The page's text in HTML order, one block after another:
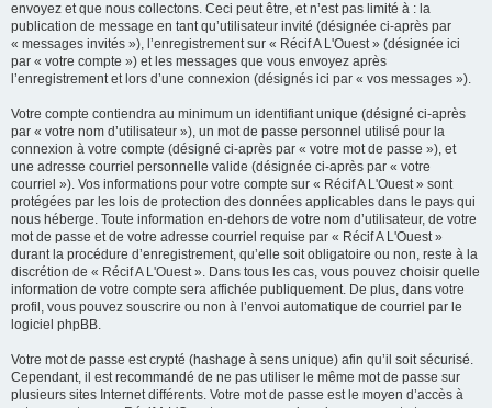
envoyez et que nous collectons. Ceci peut être, et n’est pas limité à : la
publication de message en tant qu’utilisateur invité (désignée ci-après par
« messages invités »), l’enregistrement sur « Récif A L'Ouest » (désignée ici
par « votre compte ») et les messages que vous envoyez après
l’enregistrement et lors d’une connexion (désignés ici par « vos messages »).
Votre compte contiendra au minimum un identifiant unique (désigné ci-après
par « votre nom d’utilisateur »), un mot de passe personnel utilisé pour la
connexion à votre compte (désigné ci-après par « votre mot de passe »), et
une adresse courriel personnelle valide (désignée ci-après par « votre
courriel »). Vos informations pour votre compte sur « Récif A L'Ouest » sont
protégées par les lois de protection des données applicables dans le pays qui
nous héberge. Toute information en-dehors de votre nom d’utilisateur, de votre
mot de passe et de votre adresse courriel requise par « Récif A L'Ouest »
durant la procédure d’enregistrement, qu’elle soit obligatoire ou non, reste à la
discrétion de « Récif A L'Ouest ». Dans tous les cas, vous pouvez choisir quelle
information de votre compte sera affichée publiquement. De plus, dans votre
profil, vous pouvez souscrire ou non à l’envoi automatique de courriel par le
logiciel phpBB.
Votre mot de passe est crypté (hashage à sens unique) afin qu’il soit sécurisé.
Cependant, il est recommandé de ne pas utiliser le même mot de passe sur
plusieurs sites Internet différents. Votre mot de passe est le moyen d’accès à